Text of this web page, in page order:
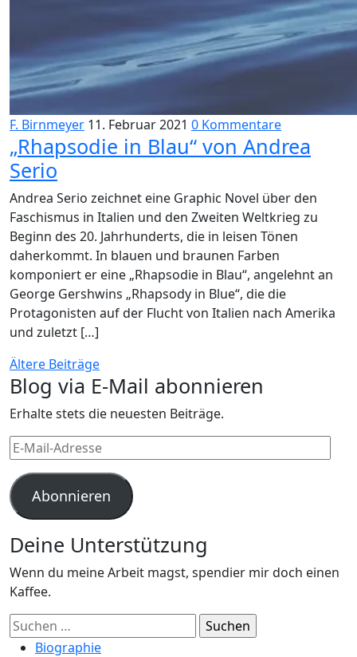
F. Birnmeyer 11. Februar 2021 0 Kommentare
„Rhapsodie in Blau“ von Andrea
Serio
Andrea Serio zeichnet eine Graphic Novel über den
Faschismus in Italien und den Zweiten Weltkrieg zu
Beginn des 20. Jahrhunderts, die in leisen Tönen
daherkommt. In blauen und braunen Farben
komponiert er eine „Rhapsodie in Blau“, angelehnt an
George Gershwins „Rhapsody in Blue“, die die
Protagonisten auf der Flucht von Italien nach Amerika
und zuletzt […]
Beitragsnavigation
Ältere Beiträge
Blog via E-Mail abonnieren
Erhalte stets die neuesten Beiträge.
E-
Mail-
Adresse
Abonnieren
Deine Unterstützung
Wenn du meine Arbeit magst, spendier mir doch einen
Kaffee.
Suchen
nach:Biographie